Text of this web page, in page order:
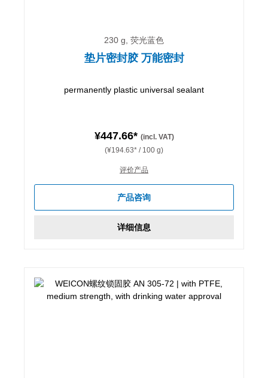
230 g, 荧光蓝色
垫片密封胶 万能密封
permanently plastic universal sealant
¥447.66* (incl. VAT)
(¥194.63* / 100 g)
评价产品
产品咨询
详细信息